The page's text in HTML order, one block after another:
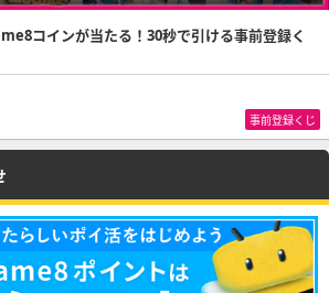
コインが当たる！30秒で引ける事前登録く
事前登録くじ